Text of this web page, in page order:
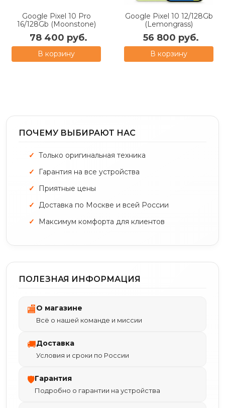
Google Pixel 10 Pro
16/128Gb (Moonstone)
78 400 руб.
В корзину
Google Pixel 10 12/128Gb
(Lemongrass)
56 800 руб.
В корзину
ПОЧЕМУ ВЫБИРАЮТ НАС
Только оригинальная техника
Гарантия на все устройства
Приятные цены
Доставка по Москве и всей России
Максимум комфорта для клиентов
ПОЛЕЗНАЯ ИНФОРМАЦИЯ
🏬О магазине
Всё о нашей команде и миссии
🚚Доставка
Условия и сроки по России
🛡Гарантия
Подробно о гарантии на устройства